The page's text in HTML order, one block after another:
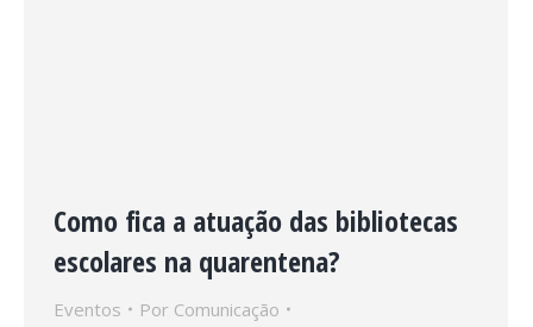
Como fica a atuação das bibliotecas
escolares na quarentena?
Eventos Por Comunicação